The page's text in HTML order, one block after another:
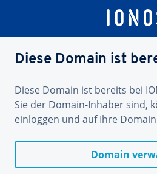
Diese Domain ist
Diese Domain ist bereits bei
Sie der Domain-Inhaber sind,
einloggen und auf Ihre
Domain